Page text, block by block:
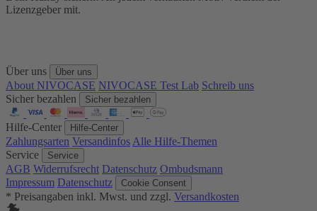
Lizenzgeber mit.
Über uns Über uns
About NIVOCASE NIVOCASE Test Lab Schreib uns
Sicher bezahlen
Sicher bezahlen
Hilfe-Center Hilfe-Center
Zahlungsarten Versandinfos Alle Hilfe-Themen
Service
Service
AGB Widerrufsrecht Datenschutz Ombudsmann
Impressum Datenschutz Cookie Consent
* Preisangaben inkl. Mwst. und zzgl. Versandkosten